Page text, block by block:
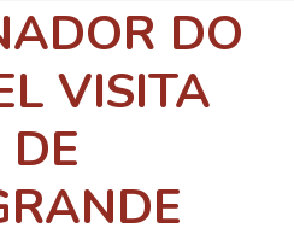
DO
VISITA
DE